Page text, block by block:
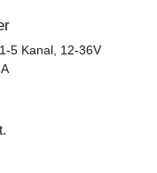
5 Kanal, 12-36V